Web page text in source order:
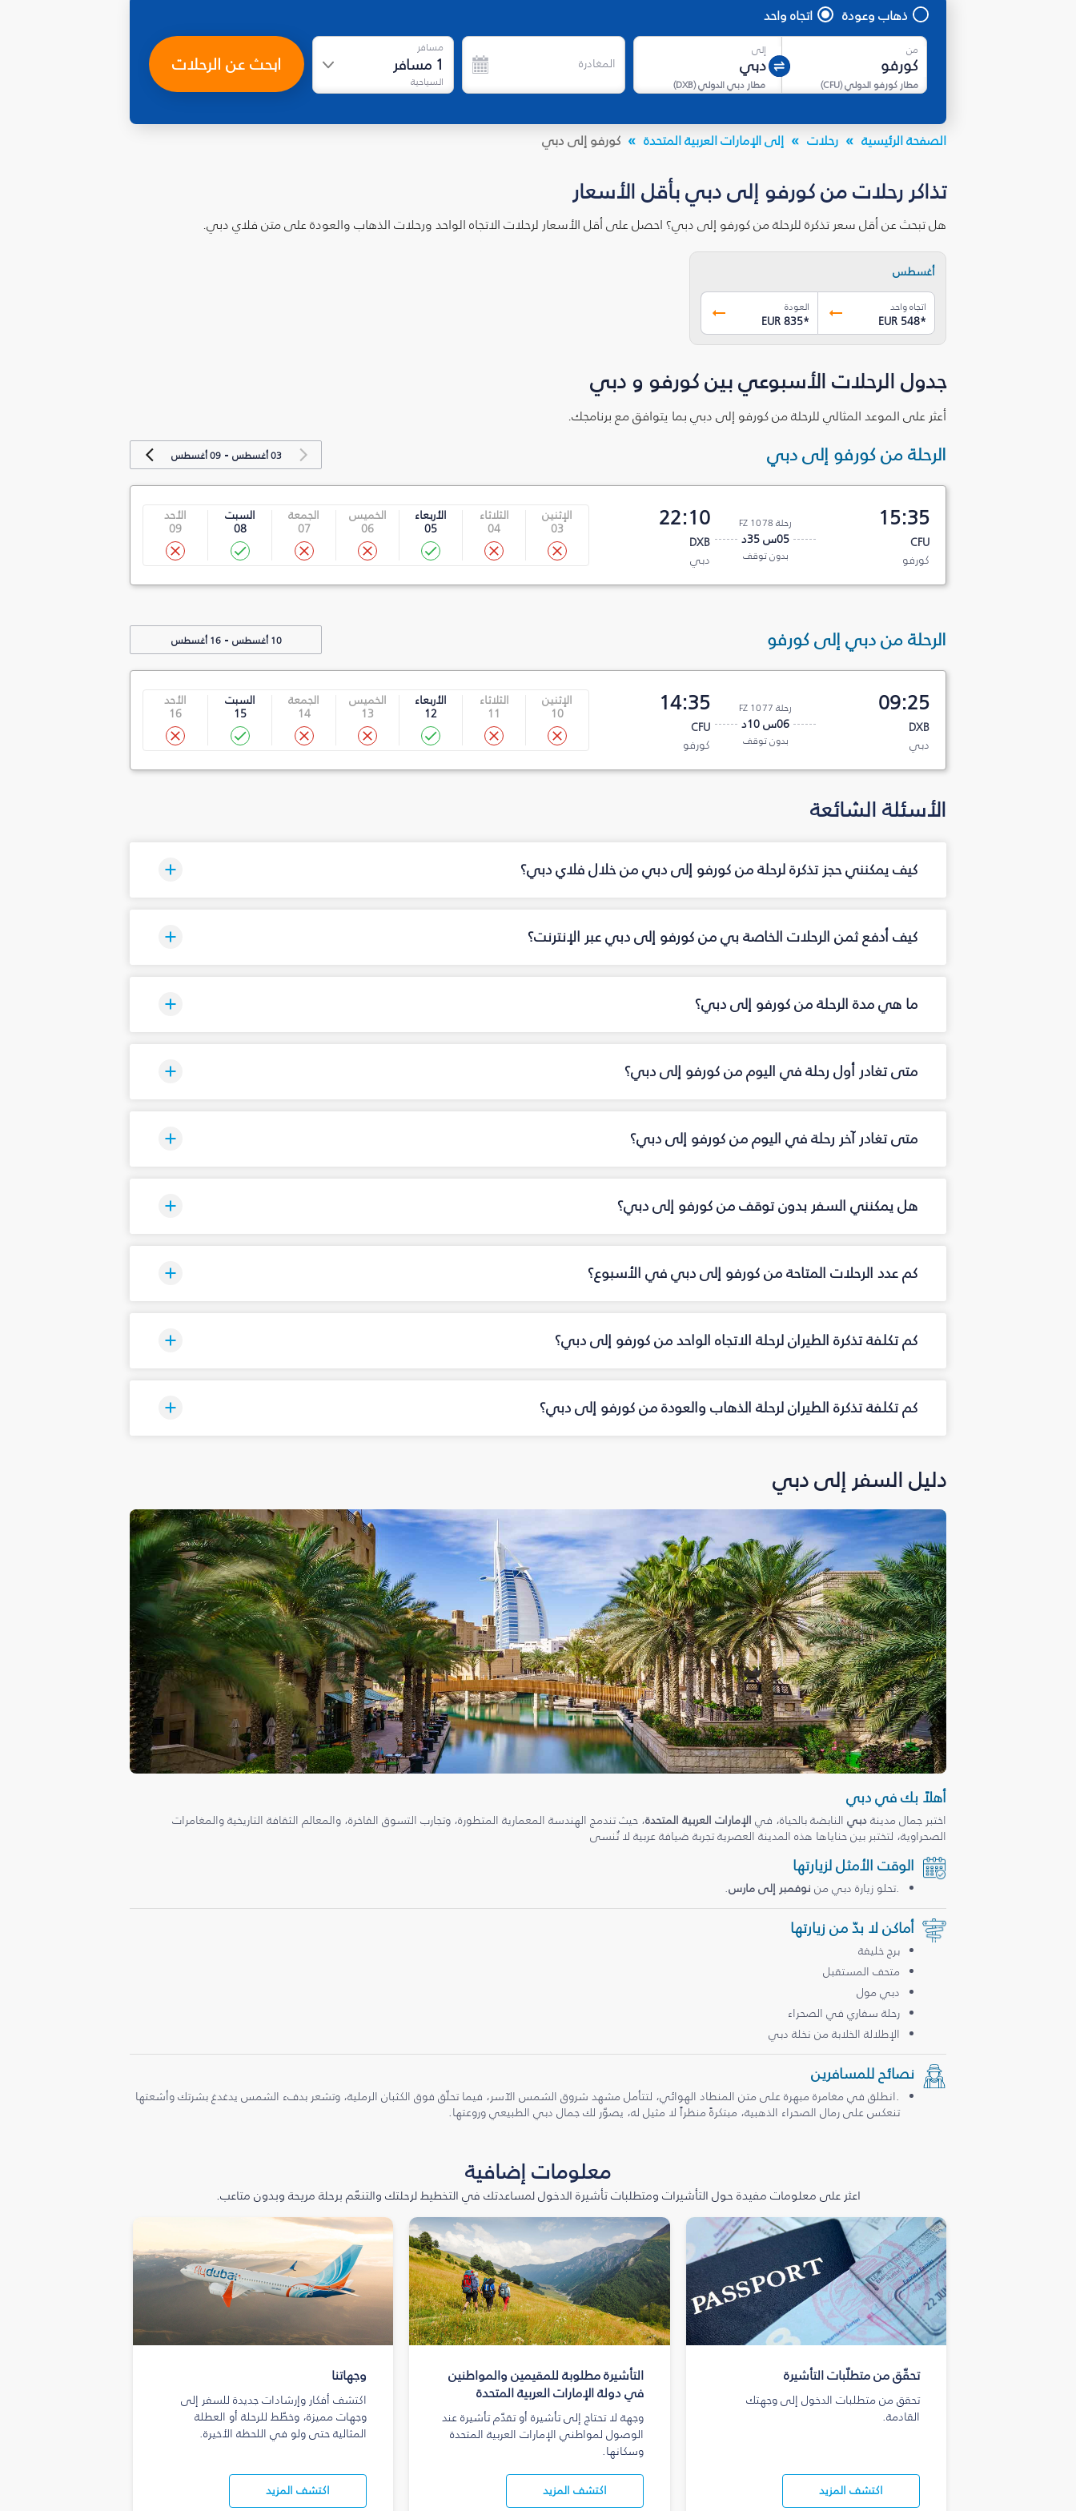
ذهاب وعودة اتجاه واحد
من
مطار كورفو الدولي(
CFU
)
إلى
مطار دبي الدولي(
DXB
)
المغادرة
مسافر
1 مسافر
السياحية
ابحث عن الرحلات
الصفحة الرئيسية رحلات إلى الإمارات العربية المتحدة كورفو إلى دبي
تذاكر رحلات من كورفو إلى دبي بأقل الأسعار
هل تبحث عن أقل سعر تذكرة للرحلة من كورفو إلى دبي؟ احصل على أقل الأسعار لرحلات الاتجاه الواحد ورحلات الذهاب والعودة على متن فلاي دبي.
أغسطس
اتجاه واحد
EUR 548*
العودة
EUR 835*
جدول الرحلات الأسبوعي بين كورفو و دبي
أعثر على الموعد المثالي للرحلة من كورفو إلى دبي بما يتوافق مع برنامجك.
الرحلة من كورفو إلى دبي 03 أغسطس -09 أغسطس
15:35
CFU
كورفو
رحلة FZ 1078
05س 35د
بدون توقف
22:10
DXB
دبي
الإثنين
03
الثلاثاء
04
الأربعاء
05
الخميس
06
الجمعة
07
السبت
08
الأحد
09
الرحلة من دبي إلى كورفو 10 أغسطس -16 أغسطس
09:25
DXB
دبي
رحلة FZ 1077
06س 10د
بدون توقف
14:35
CFU
كورفو
الإثنين
10
الثلاثاء
11
الأربعاء
12
الخميس
13
الجمعة
14
السبت
15
الأحد
16
الأسئلة الشائعة
كيف يمكنني حجز تذكرة لرحلة من كورفو إلى دبي من خلال فلاي دبي؟
كيف أدفع ثمن الرحلات الخاصة بي من كورفو إلى دبي عبر الإنترنت؟
ما هي مدة الرحلة من كورفو إلى دبي؟
متى تغادر أول رحلة في اليوم من كورفو إلى دبي؟
متى تغادر آخر رحلة في اليوم من كورفو إلى دبي؟
هل يمكنني السفر بدون توقف من كورفو إلى دبي؟
كم عدد الرحلات المتاحة من كورفو إلى دبي في الأسبوع؟
كم تكلفة تذكرة الطيران لرحلة الاتجاه الواحد من كورفو إلى دبي؟
كم تكلفة تذكرة الطيران لرحلة الذهاب والعودة من كورفو إلى دبي؟
دليل السفر إلى دبي
أهلاً بك في دبي
اختبر جمال مدينةدبي النابضة بالحياة، في الإمارات العربية المتحدة، حيث تندمج الهندسة المعمارية المتطورة، وتجارب التسوق الفاخرة، والمعالم الثقافة التاريخية والمغامرات
الصحراوية، لتختبر بين حناياها هذه المدينة العصرية تجربة ضيافة عربية لا تُنسى
الوقت الأمثل لزيارتها
.تحلو زيارة دبي من نوفمبر إلى مارس.
أماكن لا بدّ من زيارتها
برج خليفة
متحف المستقبل
دبي مول
رحلة سفاري في الصحراء
الإطلالة الخلابة من نخلة دبي
نصائح للمسافرين
.انطلق في مغامرة مبهرة على متن المنطاد الهوائي، لتتأمل مشهد شروق الشمس الآسر، فيما تحلّق فوق الكثبان الرملية، وتشعر بدفء الشمس يدغدغ بشرتك وأشعتها
تنعكس على رمال الصحراء الذهبية، مبتكرةً منظراً لا مثيل له، يصوّر لك جمال دبي الطبيعي وروعتها.
معلومات إضافية
اعثر على معلومات مفيدة حول التأشيرات ومتطلبات تأشيرة الدخول لمساعدتك في التخطيط لرحلتك والتنعّم برحلة مريحة وبدون متاعب.
تحقّق من متطلّبات التأشيرة
تحقق من متطلبات الدخول إلى وجهتك
القادمة.
اكتشف المزيد
التأشيرة مطلوبة للمقيمين والمواطنين
في دولة الإمارات العربية المتحدة
وجهة لا تحتاج إلى تأشيرة أو تقدّم تأشيرة عند
الوصول لمواطني الإمارات العربية المتحدة
وسكانها.
اكتشف المزيد
وجهاتنا
اكتشف أفكار وإرشادات جديدة للسفر إلى
وجهات مميزة، وخطّط للرحلة أو العطلة
المثالية حتى ولو في اللحظة الأخيرة.
اكتشف المزيد